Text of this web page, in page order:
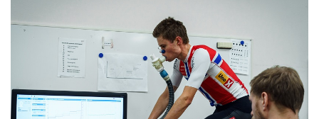
fra
liten
idrett